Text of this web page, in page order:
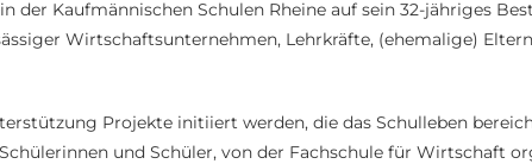
der Kaufmännischen Schulen Rheine auf sein 32-jähriges
Wirtschaftsunternehmen, Lehrkräfte, (ehemalige)
Projekte initiiert werden, die das Schulleben
und Schüler, von der Fachschule für Wirtschaft